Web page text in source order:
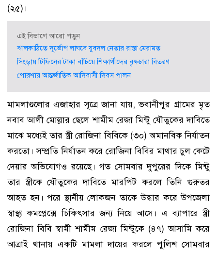
(২৫)।
এই বিভাগে আরো পড়ুন
ঝালকাঠিতে দূর্ভোগ লাঘবে যুবদল নেতার রাস্তা মেরামত
সিংড়ায় টিফিনের টাকা বাঁচিয়ে শিক্ষার্থীদের বৃক্ষচারা বিতরণ
পোরশায় আন্তর্জাতিক আদিবাসী দিবস পালন
মামলাগুলোর এজাহার সূত্রে জানা যায়, ভবানীপুর গ্রামের মৃত
নবাব আলী মোল্লার ছেলে শামীম রেজা মিন্টু যৌতুকের দাবিতে
মাঝে মধ্যেই তার স্ত্রী রোজিনা বিবিকে (৩০) অমানবিক নির্যাতন
করতো। সম্প্রতি নির্যাতন করে রোজিনা বিবির মাথার চুল কেটে
দেয়ার অভিযোগও রয়েছে। গত সোমবার দুপুরের দিকে মিন্টু
তার স্ত্রীকে যৌতুকের দাবিতে মারপিট করলে তিনি গুরুতর
আহত হন। পরে স্থানীয় লোকজন তাকে উদ্ধার করে উপজেলা
স্বাস্থ্য কমপ্লেক্সে চিকিৎসার জন্য নিয়ে আসে। এ ব্যাপারে স্ত্রী
রোজিনা বিবি স্বামী শামীম রেজা মিন্টুকে (৪৭) আসামি করে
আত্রাই থানায় একটি মামলা দায়ের করলে পুলিশ সোমবার